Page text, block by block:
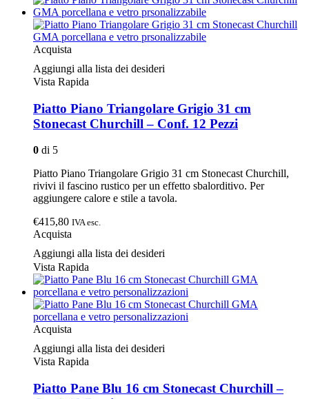
Acquista
Aggiungi alla lista dei desideri
Vista Rapida
Piatto Piano Triangolare Grigio 31 cm
Stonecast Churchill – Conf. 12 Pezzi
0 di 5
Piatto Piano Triangolare Grigio 31 cm Stonecast Churchill,
rivivi il fascino rustico per un effetto sbalorditivo. Per
aggiungere calore e stile a tavola.
€415,80 IVA esc.
Acquista
Aggiungi alla lista dei desideri
Vista Rapida
Acquista
Aggiungi alla lista dei desideri
Vista Rapida
Piatto Pane Blu 16 cm Stonecast Churchill –